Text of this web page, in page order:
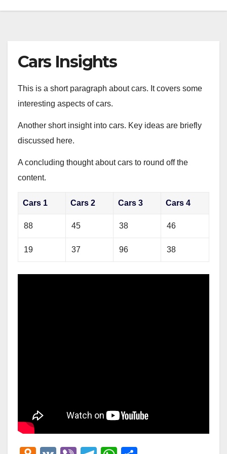
Cars Insights
This is a short paragraph about cars. It covers some
interesting aspects of cars.
Another short insight into cars. Key ideas are briefly
discussed here.
A concluding thought about cars to round off the
content.
Cars 1 Cars 2 Cars 3 Cars 4
88 45 38 46
19 37 96 38